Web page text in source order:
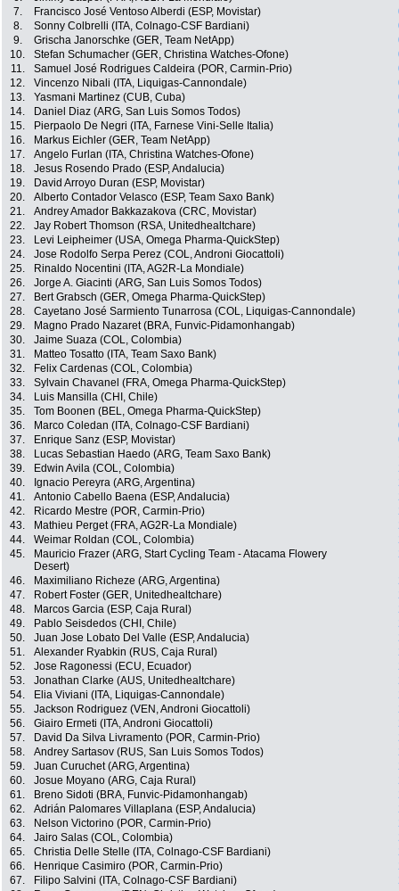
7.
Francisco José Ventoso Alberdi (ESP, Movistar)
8.
Sonny Colbrelli (ITA, Colnago-CSF Bardiani)
9.
Grischa Janorschke (GER, Team NetApp)
10.
Stefan Schumacher (GER, Christina Watches-Ofone)
11.
Samuel José Rodrigues Caldeira (POR, Carmin-Prio)
12.
Vincenzo Nibali (ITA, Liquigas-Cannondale)
13.
Yasmani Martinez (CUB, Cuba)
14.
Daniel Diaz (ARG, San Luis Somos Todos)
15.
Pierpaolo De Negri (ITA, Farnese Vini-Selle Italia)
16.
Markus Eichler (GER, Team NetApp)
17.
Angelo Furlan (ITA, Christina Watches-Ofone)
18.
Jesus Rosendo Prado (ESP, Andalucia)
19.
David Arroyo Duran (ESP, Movistar)
20.
Alberto Contador Velasco (ESP, Team Saxo Bank)
21.
Andrey Amador Bakkazakova (CRC, Movistar)
22.
Jay Robert Thomson (RSA, Unitedhealtchare)
23.
Levi Leipheimer (USA, Omega Pharma-QuickStep)
24.
Jose Rodolfo Serpa Perez (COL, Androni Giocattoli)
25.
Rinaldo Nocentini (ITA, AG2R-La Mondiale)
26.
Jorge A. Giacinti (ARG, San Luis Somos Todos)
27.
Bert Grabsch (GER, Omega Pharma-QuickStep)
28.
Cayetano José Sarmiento Tunarrosa (COL, Liquigas-Cannondale)
29.
Magno Prado Nazaret (BRA, Funvic-Pidamonhangab)
30.
Jaime Suaza (COL, Colombia)
31.
Matteo Tosatto (ITA, Team Saxo Bank)
32.
Felix Cardenas (COL, Colombia)
33.
Sylvain Chavanel (FRA, Omega Pharma-QuickStep)
34.
Luis Mansilla (CHI, Chile)
35.
Tom Boonen (BEL, Omega Pharma-QuickStep)
36.
Marco Coledan (ITA, Colnago-CSF Bardiani)
37.
Enrique Sanz (ESP, Movistar)
38.
Lucas Sebastian Haedo (ARG, Team Saxo Bank)
39.
Edwin Avila (COL, Colombia)
40.
Ignacio Pereyra (ARG, Argentina)
41.
Antonio Cabello Baena (ESP, Andalucia)
42.
Ricardo Mestre (POR, Carmin-Prio)
43.
Mathieu Perget (FRA, AG2R-La Mondiale)
44.
Weimar Roldan (COL, Colombia)
45.
Mauricio Frazer (ARG, Start Cycling Team - Atacama Flowery
Desert)
46. Maximiliano Richeze (ARG, Argentina)
47.
Robert Foster (GER, Unitedhealtchare)
48.
Marcos Garcia (ESP, Caja Rural)
49.
Pablo Seisdedos (CHI, Chile)
50.
Juan Jose Lobato Del Valle (ESP, Andalucia)
51.
Alexander Ryabkin (RUS, Caja Rural)
52.
Jose Ragonessi (ECU, Ecuador)
53.
Jonathan Clarke (AUS, Unitedhealtchare)
54.
Elia Viviani (ITA, Liquigas-Cannondale)
55.
Jackson Rodriguez (VEN, Androni Giocattoli)
56.
Giairo Ermeti (ITA, Androni Giocattoli)
57.
David Da Silva Livramento (POR, Carmin-Prio)
58.
Andrey Sartasov (RUS, San Luis Somos Todos)
59.
Juan Curuchet (ARG, Argentina)
60.
Josue Moyano (ARG, Caja Rural)
61.
Breno Sidoti (BRA, Funvic-Pidamonhangab)
62.
Adrián Palomares Villaplana (ESP, Andalucia)
63.
Nelson Victorino (POR, Carmin-Prio)
64.
Jairo Salas (COL, Colombia)
65.
Christia Delle Stelle (ITA, Colnago-CSF Bardiani)
66.
Henrique Casimiro (POR, Carmin-Prio)
67.
Filipo Salvini (ITA, Colnago-CSF Bardiani)